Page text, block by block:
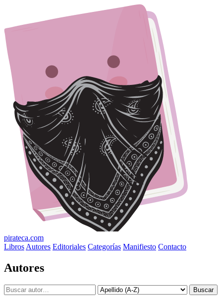
pirateca.com
Libros Autores Editoriales Categorías Manifiesto Contacto
Autores
Buscar